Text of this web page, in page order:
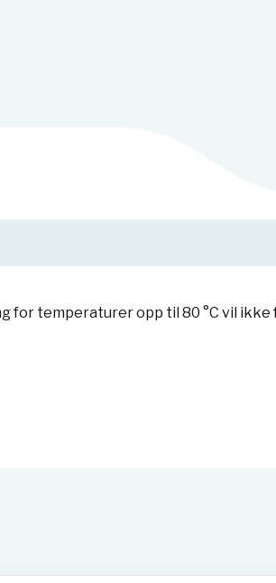
for temperaturer opp til 80 °C vil